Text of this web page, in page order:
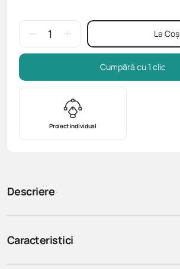
Proiect individual
La Coș
Cumpără cu 1 clic
Descriere
Caracteristici